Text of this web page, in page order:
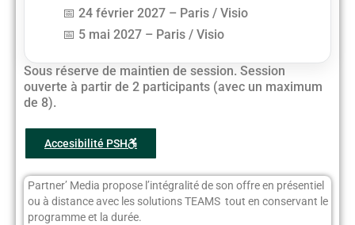
24 février 2027 – Paris / Visio
5 mai 2027 – Paris / Visio
Sous réserve de maintien de session. Session
ouverte à partir de 2 participants (avec un maximum
de 8).
Accesibilité PSH
Partner’ Media propose l’intégralité de son offre en présentiel
ou à distance avec les solutions TEAMS tout en conservant le
programme et la durée.